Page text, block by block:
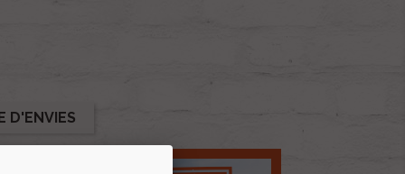
D'ENVIES